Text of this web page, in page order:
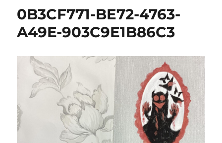
0B3CF771-BE72-4763-
A49E-903C9E1B86C3